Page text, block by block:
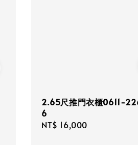
2.65尺推門衣櫃0611-
6
Regular
NT$ 16,000